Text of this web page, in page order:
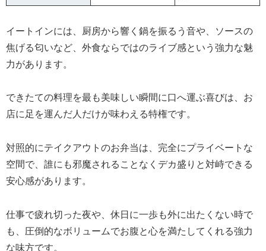
イートインには、厨房から響く鍋を振るう音や、ソースの
焦げる匂いなど、外食ならではのライブ感という強力な魅
力があります。
できたての料理を最も美味しい瞬間に口へ運ぶ喜びは、お
店に足を運んだ人だけが味わえる特権です。
対照的にテイクアウトのお弁当は、完全にプライベートな
空間で、誰にも邪魔されることなくデカ盛りと対峙できる
安心感があります。
仕事で疲れ切った夜や、休日に一歩も外に出たくない時で
も、圧倒的なボリュームでお腹と心を満たしてくれる強力
な味方です。